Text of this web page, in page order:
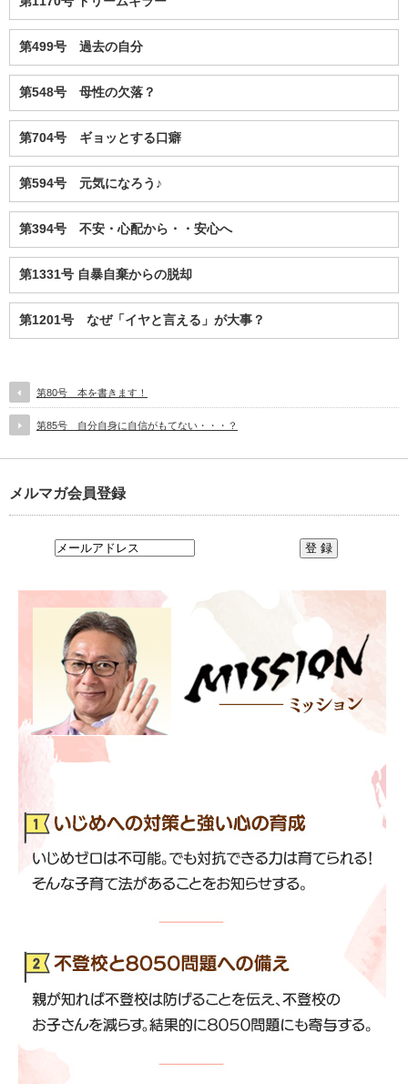
第499号 過去の自分
第548号 母性の欠落？
第704号 ギョッとする口癖
第594号 元気になろう♪
第394号 不安・心配から・・安心へ
第1331号 自暴自棄からの脱却
第1201号 なぜ「イヤと言える」が大事？
第80号 本を書きます！
第85号 自分自身に自信がもてない・・・？
メルマガ会員登録